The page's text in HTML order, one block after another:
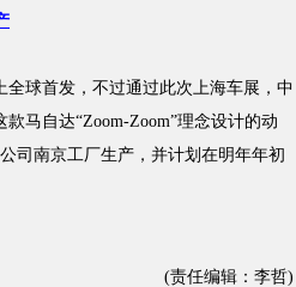
球首发，不过通过此次上海车展，中
马自达“Zoom-Zoom”理念设计的动
司南京工厂生产，并计划在明年年初
(责任编辑：李哲)